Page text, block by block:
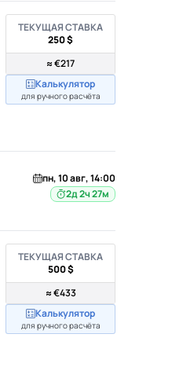
ТЕКУЩАЯ СТАВКА
250 $
≈ €217
Калькулятор
для ручного расчёта
пн, 10 авг, 14:00
2д 2ч 27м
ТЕКУЩАЯ СТАВКА
500 $
≈ €433
Калькулятор
для ручного расчёта